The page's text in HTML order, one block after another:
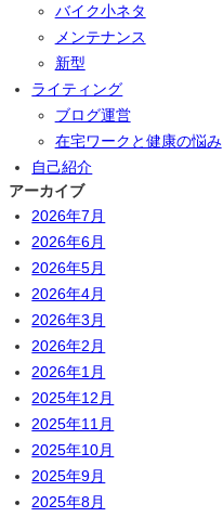
バイク小ネタ
メンテナンス
新型
ライティング
ブログ運営
在宅ワークと健康の悩み
自己紹介
アーカイブ
2026年7月
2026年6月
2026年5月
2026年4月
2026年3月
2026年2月
2026年1月
2025年12月
2025年11月
2025年10月
2025年9月
2025年8月